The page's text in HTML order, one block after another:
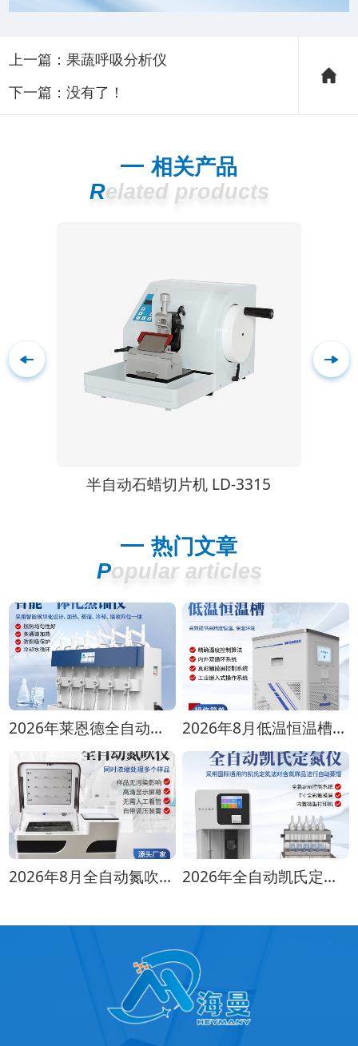
上一篇：果蔬呼吸分析仪
下一篇：没有了！
相关产品
Related products
半自动石蜡切片机 LD-3315
热门文章
Popular articles
2026年莱恩德全自动蒸馏仪全型号对比选购指南 2026年8月低温恒温槽选购攻略 全生命周期成本对比
2026年8月全自动氮吹仪选购指南：各行业适配方案推荐 2026年全自动凯氏定氮仪选购指南 实验室选型全攻略